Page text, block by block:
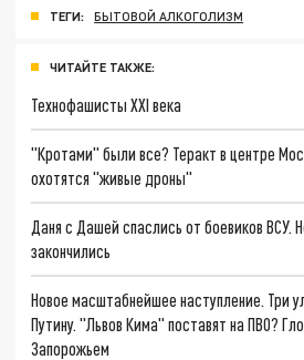
ТЕГИ: БЫТОВОЙ АЛКОГОЛИЗМ
ЧИТАЙТЕ ТАКЖЕ:
Технофашисты XXI века
"Кротами" были все? Теракт в центре
охотятся "живые дроны"
Даня с Дашей спаслись от боевиков ВСУ.
закончились
Новое масштабнейшее наступление. Три
Путину. "Львов Кима" поставят на ПВО?
Запорожьем